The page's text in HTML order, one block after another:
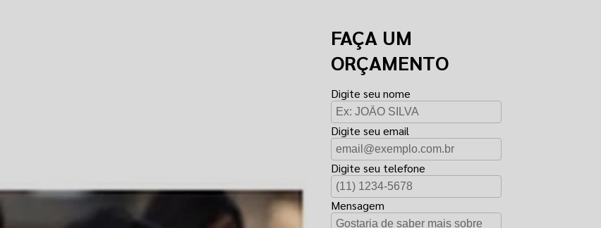
FAÇA UM
ORÇAMENTO
Digite seu nome
Digite seu email
Digite seu telefone
Mensagem